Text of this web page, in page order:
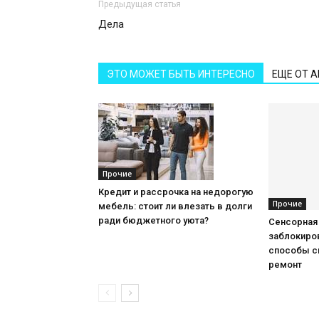
Предыдущая статья
Дела
ЭТО МОЖЕТ БЫТЬ ИНТЕРЕСНО ЕЩЕ ОТ
Прочие
Кредит и рассрочка на недорогую
мебель: стоит ли влезать в долги
ради бюджетного уюта?
Прочие
способы
ремонт